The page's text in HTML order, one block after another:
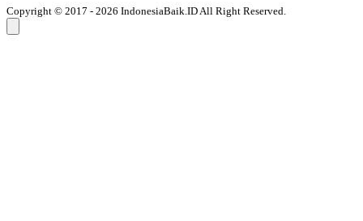
Copyright © 2017 - 2026 IndonesiaBaik.ID All Right Reserved.